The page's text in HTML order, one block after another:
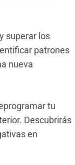
superar los
patrones
nueva
tu
Descubrirás
en